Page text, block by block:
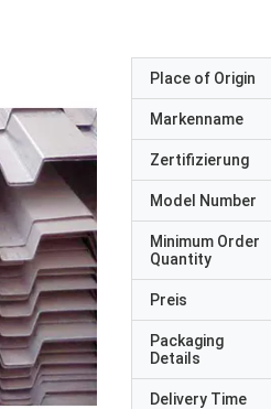
Place of Origin
Markenname
Zertifizierung
Model Number
Minimum Order
Quantity
Preis
Packaging
Details
Delivery Time